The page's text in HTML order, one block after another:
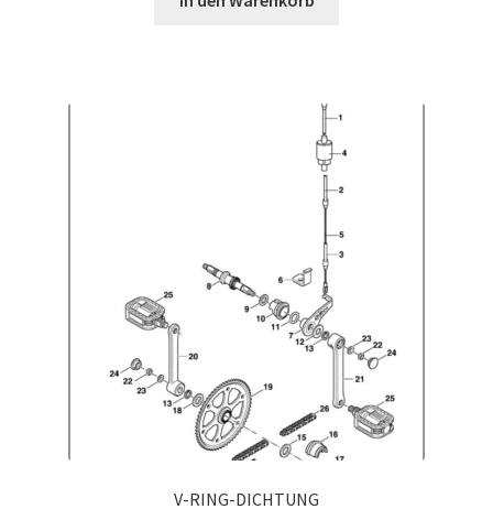
V-RING-DICHTUNG